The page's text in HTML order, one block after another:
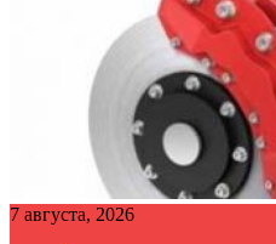
7 августа, 2026